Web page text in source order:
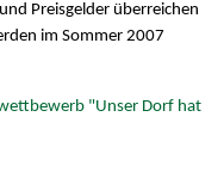
Preisgelder überreichen
im Sommer 2007
"Unser Dorf hat